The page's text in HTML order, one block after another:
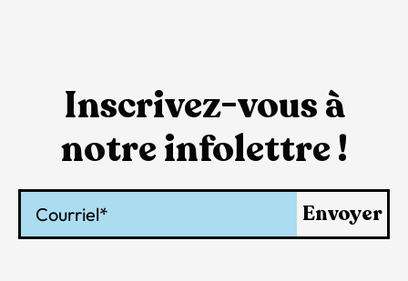
Inscrivez-vous à
notre infolettre !
Envoyer